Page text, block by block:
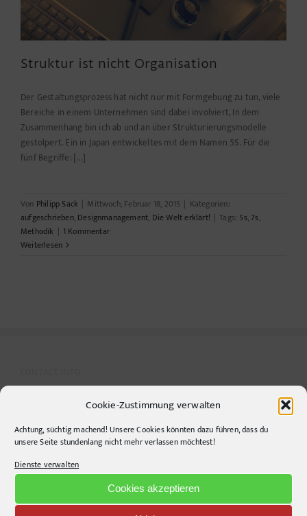
Cookie-Zustimmung verwalten
Achtung, süchtig machend! Unsere Cookies könnten dazu führen, dass du
unsere Seite stundenlang nicht mehr verlassen möchtest!
Dienste verwalten
Cookies akzeptieren
Struktur ist nicht Organisation
Der Gestaltungsprozess hat nicht nur mit Formgebung zu tun, viele
Bereiche in einem Unternehmen sind dabei involviert, In dem
Zusammenhang bin ich ab und an über Strukturierungsmodelle
gestolpert. Ein in Japan entwickeltes mit dem Namen 5S. Für die
fünf Begriffe: [...]
Von Philipp Sack | Mittwoch, Februar 18, 2015 | Kategorien:
aufgeschrieben, Designmanagement, Die Welt erklärt! | Tags: 5s, 7s,
Methodik | 1 Kommentar
Weiterlesen
Krefelder Straße 11A
10555Berlin
Telephone:+49306860203
info@pr-ide.de
Opening Hours: